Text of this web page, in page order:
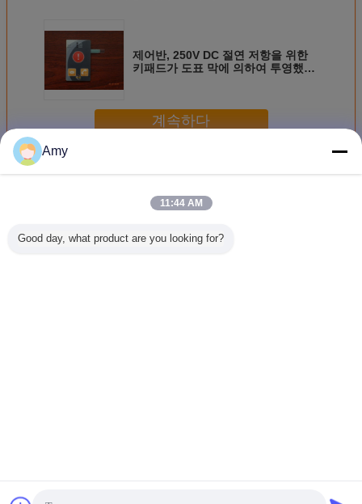
제어반, 250V DC 절연 저항을 위한
키패드가 도표 막에 의하여 투영했습
계속하다
더 많은 것
Amy
11:44 AM
Good day, what product are you looking for?